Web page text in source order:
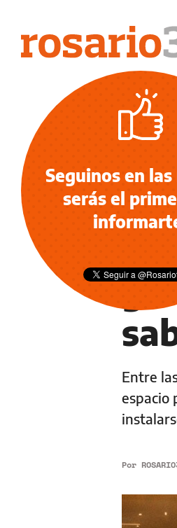
LIFESTYLE
Entre
espacio
Por
Seguinos en
serás el